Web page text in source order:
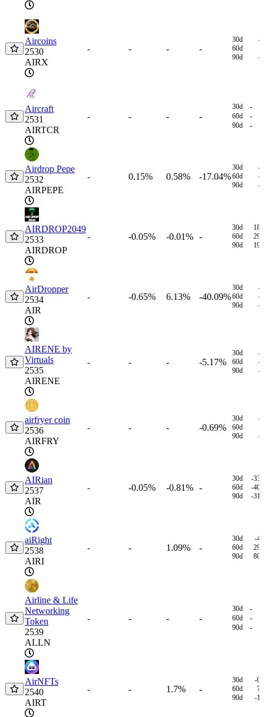
Aircoins
2530
AIRX
- - - -
30d
-
60d
90d
-
Aircraft
2531
AIRTCR
- - - -
30d -
60d -
90d -
Airdrop Pepe
2532
AIRPEPE
- 0.15% 0.58% -17.04%
30d
-
60d
-
90d
-
AIRDROP2049
2533
AIRDROP
- -0.05% -0.01% -
30d
60d
90d
AirDropper
2534
AIR
- -0.65% 6.13% -40.09%
30d
-
60d
-
90d
-
AIRENE by
Virtuals
2535
AIRENE
- - - -5.17%
30d
-
60d
-
90d
-
airfryer coin
2536
AIRFRY
- - - -0.69%
30d
-
60d
90d
-
AIRian
2537
AIR
- -0.05% -0.81% -
30d
-
60d
-
90d
-
aiRight
2538
AIRI
- - 1.09% -
30d
-
60d
90d
Airline & Life
Networking
Token
2539
ALLN
- - - -
30d -
60d -
90d -
AirNFTs
2540
AIRT
- - 1.7% -
30d
-
60d
90d
-